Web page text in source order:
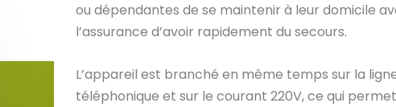
ou dépendantes de se maintenir à leur domicile
l’assurance d’avoir rapidement du secours.
L’appareil est branché en même temps sur la
téléphonique et sur le courant 220V, ce qui